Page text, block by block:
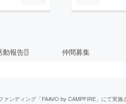
動報告8 仲間募集
ンディング「FAAVO by CAMPFIRE」にて実施